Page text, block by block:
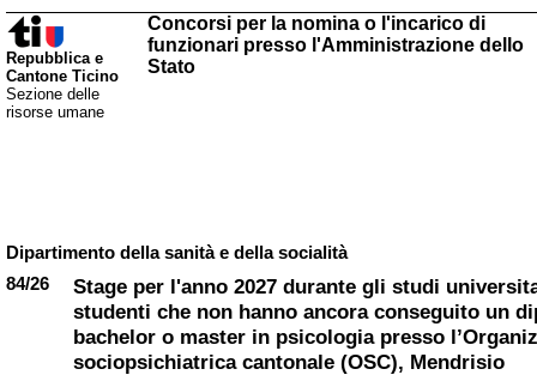
Repubblica e
Cantone Ticino
Sezione delle
risorse umane
Concorsi per la nomina o l'incarico di
funzionari presso l'Amministrazione dello
Stato
Dipartimento della sanità e della socialità
84/26
Stage per l'anno 2027 durante gli studi
studenti che non hanno ancora conseguito un
bachelor o master in psicologia presso
sociopsichiatrica cantonale (OSC), Mendrisio